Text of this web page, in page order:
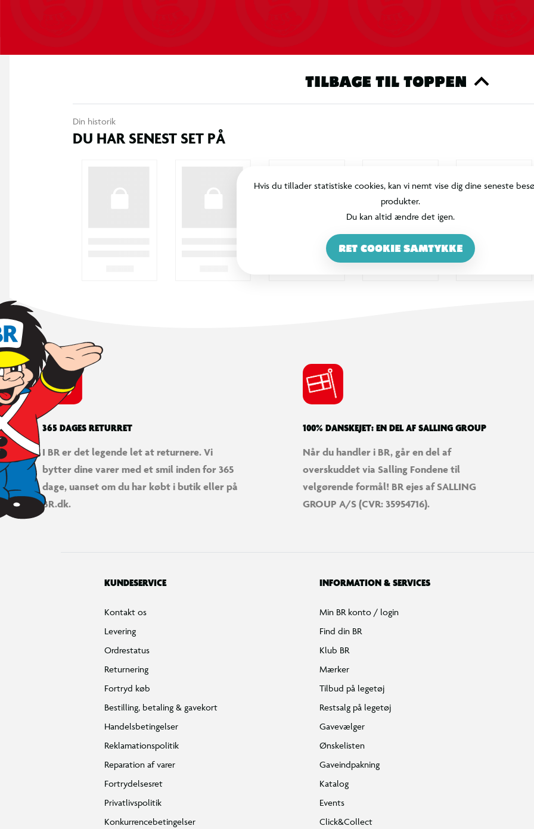
TILBAGE TIL TOPPEN
Din historik
DU HAR SENEST SET PÅ
Hvis du tillader statistiske cookies, kan vi nemt vise dig dine seneste
produkter.
Du kan altid ændre det igen.
RET COOKIE SAMTYKKE
365 DAGES RETURRET
I BR er det legende let at returnere. Vi
bytter dine varer med et smil inden for 365
dage, uanset om du har købt i butik eller på
BR.dk.
100% DANSKEJET: EN DEL AF SALLING GROUP
Når du handler i BR, går en del af
overskuddet via Salling Fondene til
velgørende formål! BR ejes af SALLING
GROUP A/S (CVR: 35954716).
KUNDESERVICE
Kontakt os
Levering
Ordrestatus
Returnering
Fortryd køb
Bestilling, betaling & gavekort
Handelsbetingelser
Reklamationspolitik
Reparation af varer
Fortrydelsesret
Privatlivspolitik
Konkurrencebetingelser
INFORMATION & SERVICES
Min BR konto / login
Find din BR
Klub BR
Mærker
Tilbud på legetøj
Restsalg på legetøj
Gavevælger
Ønskelisten
Gaveindpakning
Katalog
Events
Click&Collect